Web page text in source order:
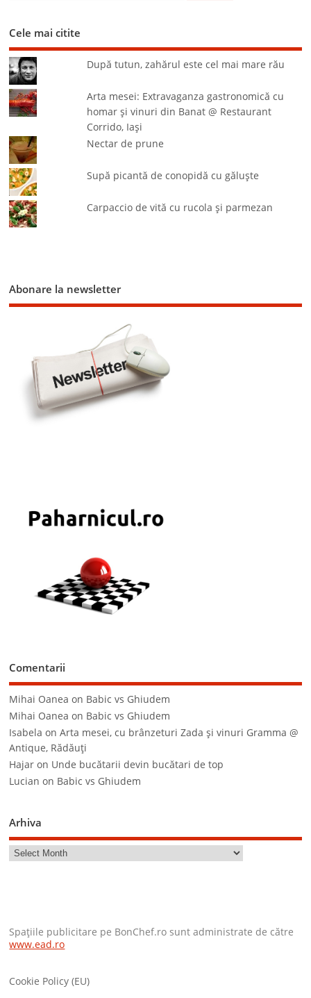
Cele mai citite
După tutun, zahărul este cel mai mare rău
Arta mesei: Extravaganza gastronomică cu
homar şi vinuri din Banat @ Restaurant
Corrido, Iaşi
Nectar de prune
Supă picantă de conopidă cu găluşte
Carpaccio de vită cu rucola şi parmezan
Abonare la newsletter
Comentarii
Mihai Oanea on Babic vs Ghiudem
Mihai Oanea on Babic vs Ghiudem
Isabela onArta mesei, cu brânzeturi Zada şi vinuri Gramma @
Antique, Rădăuţi
Hajar on Unde bucătarii devin bucătari de top
Lucian on Babic vs Ghiudem
Arhiva
Spaţiile publicitare pe BonChef.ro sunt administrate de către
www.ead.ro
Cookie Policy (EU)